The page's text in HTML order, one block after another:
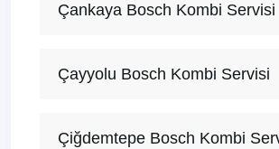
Çankaya Bosch Kombi Servisi
Çayyolu Bosch Kombi Servisi
Çiğdemtepe Bosch Kombi